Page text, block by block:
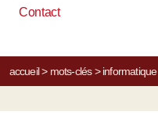
Contact
accueil> mots-clés> informatique